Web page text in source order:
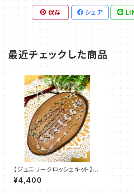
保存 シェア
最近チェックした商品
【ジュエリークロッシェキット】pi
eni（ピエニ）amu＋塩川千映子
¥4,400